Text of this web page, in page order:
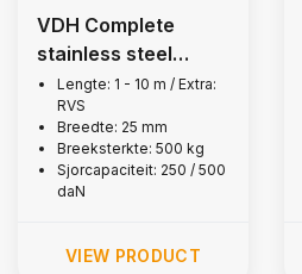
VDH Complete
stainless steel
lashing strap, 500
kg
Lengte: 1 - 10 m / Extra:
RVS
Breedte: 25 mm
Breeksterkte: 500 kg
Sjorcapaciteit: 250 / 500
daN
VIEW PRODUCT